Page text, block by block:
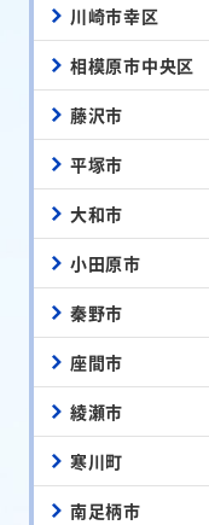
川崎市幸区
相模原市中央区
藤沢市
平塚市
大和市
小田原市
秦野市
座間市
綾瀬市
寒川町
南足柄市